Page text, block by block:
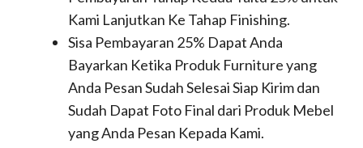
Kami Lanjutkan Ke Tahap Finishing.
Sisa Pembayaran 25% Dapat Anda
Bayarkan Ketika Produk Furniture yang
Anda Pesan Sudah Selesai Siap Kirim dan
Sudah Dapat Foto Final dari Produk Mebel
yang Anda Pesan Kepada Kami.